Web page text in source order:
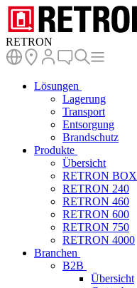
RETRON
Lösungen
Lagerung
Transport
Entsorgung
Brandschutz
Produkte
Übersicht
RETRON BOX
RETRON 240
RETRON 460
RETRON 600
RETRON 750
RETRON 4000
Branchen
B2B
Übersicht